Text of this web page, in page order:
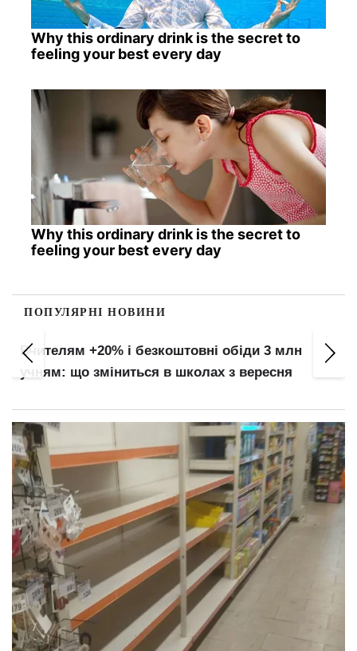
Why this ordinary drink is the secret to
feeling your best every day
Why this ordinary drink is the secret to
feeling your best every day
ПОПУЛЯРНІ НОВИНИ
Вчителям +20% і безкоштовні обіди 3 млн
учням: що зміниться в школах з вересня